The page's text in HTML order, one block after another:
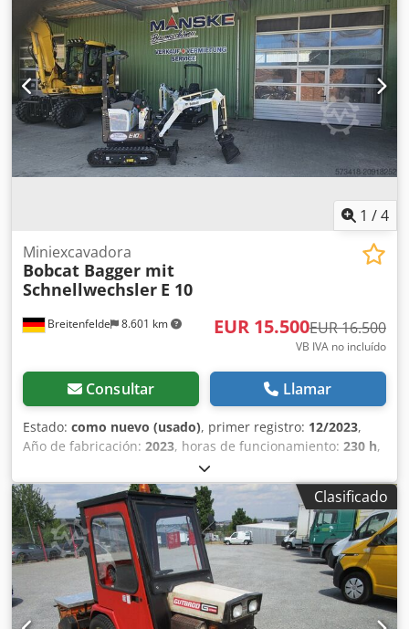
9000 rpm Cilindro: 1 Número de carreras: motor de 2
tiempos Emisiones de escape (CO2 EU V): 711 g/kWh Tipo
de propulsión: Gasolina Equipo de corte Max. Profundidad
de corte: 125 mm Diámetro máx. Diámetro del disco de
corte: 350 mm Diámetro de montaje: 25,4/20 mm Grosor
máx. del disco de corte Espesor del disco de corte: 5 mm
Velocidad máx.: 90 m/s Refrigerante: Húmedo
1 /4
Breitenfelde 8.601 km
Miniexcavadora
Bobcat Bagger mit
Schnellwechsler E 10
EUR 15.500EUR 16.500
VB IVA no incluído
Consultar Llamar
Estado: como nuevo (usado), primer registro: 12/2023,
Año de fabricación: 2023, horas de funcionamiento: 230 h,
Enfriador de aceite hidráulico Protección de manguera de
alto rendimiento Luz LED en el brazo Acoplador rápido
MS01 Equipamiento estándar de la máquina, ancho: 710
mm / 1.100 mm extendido Dcsdpfx Asx Tn Upeh Hsk
Orugas de goma de 180 mm Hidráulica auxiliar de doble
efecto Dos velocidades de traslación Certificación CE Esta
oferta no es vinculante, no se garantiza la exactitud de los
detalles del equipamiento. Sujeto a errores,
modificaciones y venta previa!
Clasificado